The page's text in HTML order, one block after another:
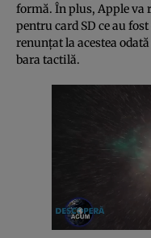
formă. În plus, Apple va
pentru card SD ce au
renunțat la acestea
bara tactilă.